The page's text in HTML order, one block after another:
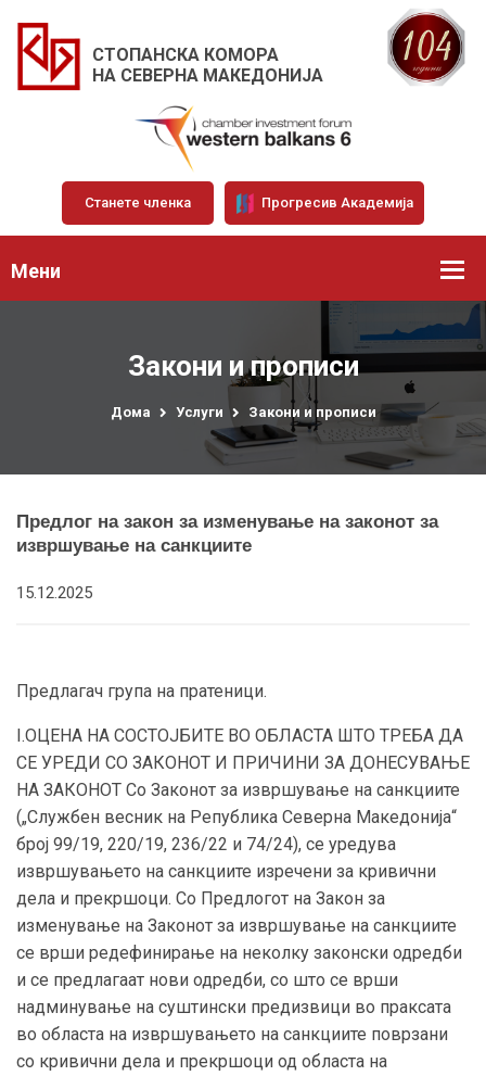
СТОПАНСКА КОМОРА
НА СЕВЕРНА МАКЕДОНИЈА
Станете членка Прогресив Академија
Мени
Закони и прописи
Дома Услуги Закони и прописи
Предлог на закон за изменување на законот за
извршување на санкциите
15.12.2025
Предлагач група на пратеници.
I.ОЦЕНА НА СОСТОЈБИТЕ ВО ОБЛАСТА ШТО ТРЕБА ДА
СЕ УРЕДИ СО ЗАКОНОТ И ПРИЧИНИ ЗА ДОНЕСУВАЊЕ
НА ЗАКОНОТ Со Законот за извршување на санкциите
(„Службен весник на Република Северна Македонија“
број 99/19, 220/19, 236/22 и 74/24), се уредува
извршувањето на санкциите изречени за кривични
делa и прекршоци. Со Предлогот на Закон за
изменување на Законот за извршување на санкциите
се врши редефинирање на неколку законски одредби
и се предлагаат нови одредби, со што се врши
надминување на суштински предизвици во праксата
во областа на извршувањето на санкциите поврзани
со кривични дела и прекршоци од областа на